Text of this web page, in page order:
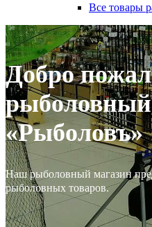
Все товары
Добро
«Рыболовъ»
Наш рыболовный магазин
рыболовных товаров.